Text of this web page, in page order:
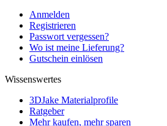
Anmelden
Registrieren
Passwort vergessen?
Wo ist meine Lieferung?
Gutschein einlösen
Wissenswertes
3DJake Materialprofile
Ratgeber
Mehr kaufen, mehr sparen